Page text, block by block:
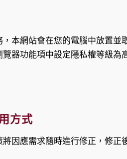
本網站會在您的電腦中放置
器功能項中設定隱私權等級
方式
因應需求隨時進行修正，修正